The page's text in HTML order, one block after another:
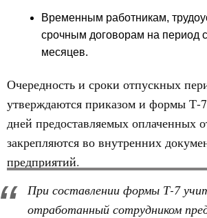
Временным работникам,
срочным договорам на период
месяцев.
Очередность и сроки отпускных
утверждаются приказом и формы Т-
дней предоставляемых оплаченных
закрепляются во внутренних
предприятий.
При составлении формы Т-7
отработанный сотрудником